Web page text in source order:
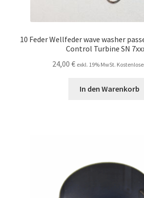
10 Feder Wellfeder wave washer
Control Turbine SN
24,00 € exkl. 19% MwSt.
In den Warenkorb